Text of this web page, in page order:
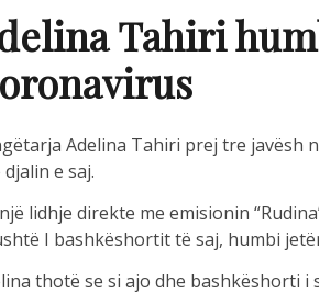
Tahiri
Adelina Tahiri prej tre javësh
djalin e saj.
lidhje direkte me emisionin
I bashkëshortit të saj, humbi
thotë se si ajo dhe bashkëshorti